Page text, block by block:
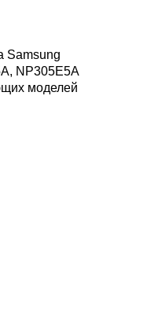
Samsung
NP305E5A
моделей